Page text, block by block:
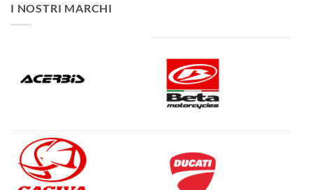
I NOSTRI MARCHI